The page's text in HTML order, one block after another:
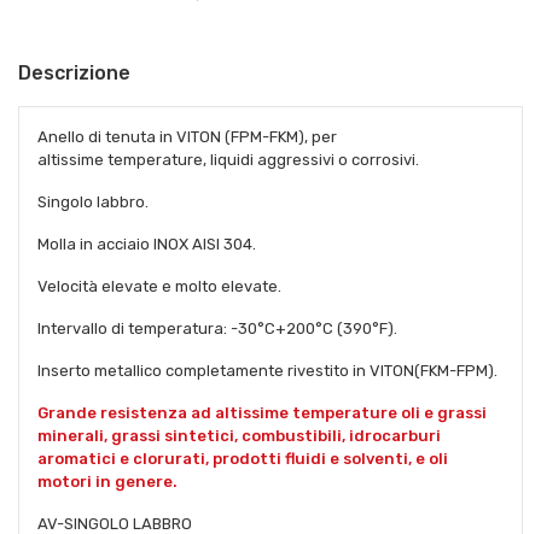
Descrizione
Anello di tenuta in VITON (FPM-FKM), per
altissime temperature, liquidi aggressivi o corrosivi.
Singolo labbro.
Molla in acciaio INOX AISI 304.
Velocità elevate e molto elevate.
Intervallo di temperatura: -30°C+200°C (390°F).
Inserto metallico completamente rivestito in VITON(FKM-FPM).
Grande resistenza ad altissime temperature oli e grassi
minerali, grassi sintetici, combustibili, idrocarburi
aromatici e clorurati, prodotti fluidi e solventi, e oli
motori in genere.
AV-SINGOLO LABBRO